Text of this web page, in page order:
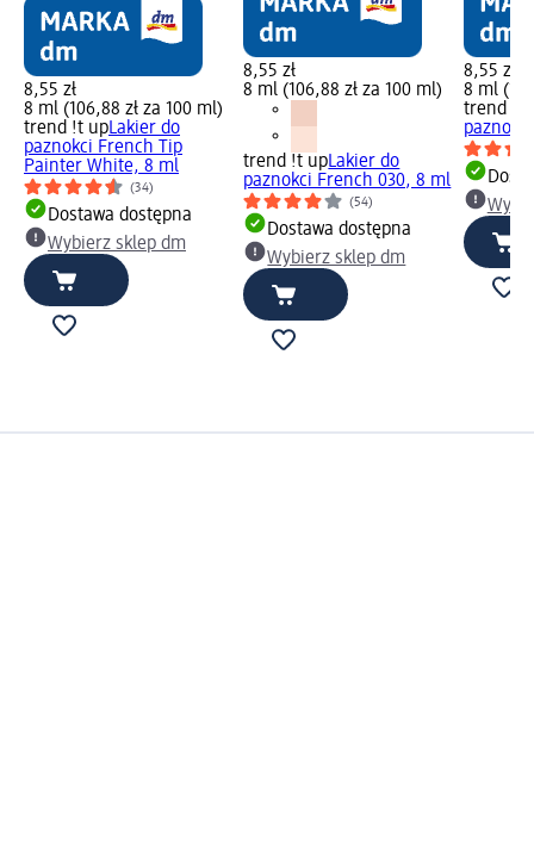
8,55 zł
8 ml (106,88 zł za 100 ml)
trend !t upLakier do
paznokci French Tip
Painter White, 8 ml
(34)
Dostawa dostępna
Wybierz sklep dm
8,55 zł
8 ml (106,88 zł za 100 ml)
trend !t upLakier do
paznokci French 030, 8 ml
(54)
Dostawa dostępna
Wybierz sklep dm
8,55 zł
8 ml
trend !t